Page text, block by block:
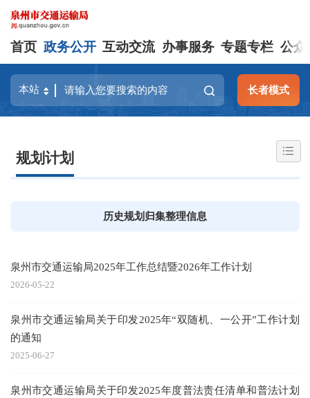
首页 政务公开 互动交流 办事服务 专题专栏 公众
长者模式
规划计划
历史规划归集整理信息
泉州市交通运输局2025年工作总结暨2026年工作计划
2026-05-22
泉州市交通运输局关于印发2025年“双随机、一公开”工作计划
的通知
2025-06-27
泉州市交通运输局关于印发2025年度普法责任清单和普法计划